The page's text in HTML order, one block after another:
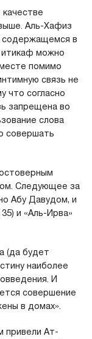
Аль-Хафиз
содержащемся в
итикаф можно
помимо
связь не
что согласно
запрещена во
слова
совершать
Следующее за
Абу Давудом, и
и «Аль-Ирва»
(да будет
наиболее
И
совершение
в домах».
привели Ат-